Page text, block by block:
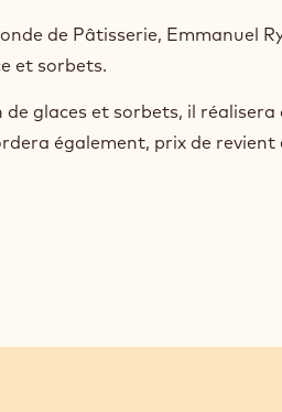
de Pâtisserie, Emmanuel
et sorbets.
glaces et sorbets, il
également, prix de